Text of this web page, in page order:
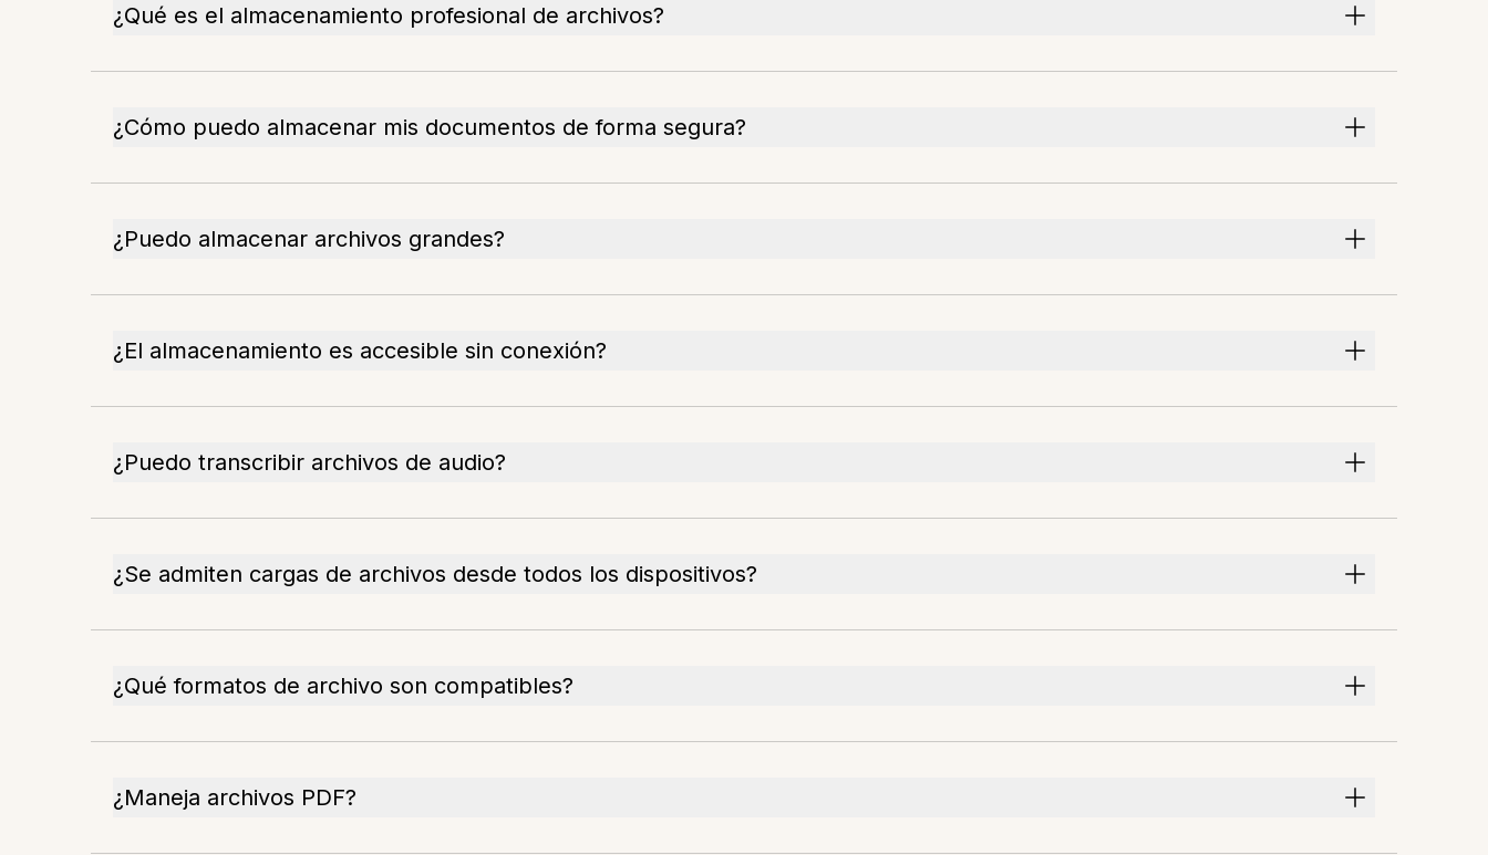
¿Qué es el almacenamiento profesional de archivos?
¿Cómo puedo almacenar mis documentos de forma segura?
¿Puedo almacenar archivos grandes?
¿El almacenamiento es accesible sin conexión?
¿Puedo transcribir archivos de audio?
¿Se admiten cargas de archivos desde todos los dispositivos?
¿Qué formatos de archivo son compatibles?
¿Maneja archivos PDF?